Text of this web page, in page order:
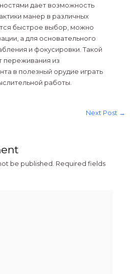
дает возможность
манер в различных
быстрое выбор, можно
а для основательного
и фокусировки. Такой
переживания из
в полезный орудие играть
работы.
Next Post →
be published. Required fields